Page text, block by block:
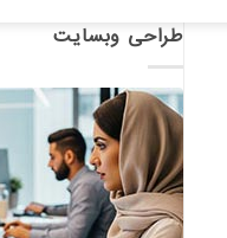
طراحی وبسایت